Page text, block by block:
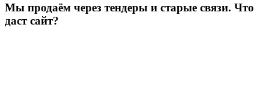
Мы продаём через тендеры и старые связи. Что
даст сайт?